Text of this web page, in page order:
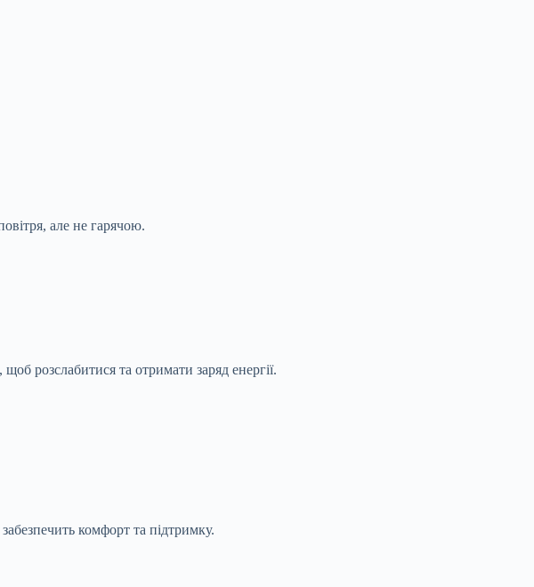
але не гарячою.
розслабитися та отримати заряд енергії.
комфорт та підтримку.